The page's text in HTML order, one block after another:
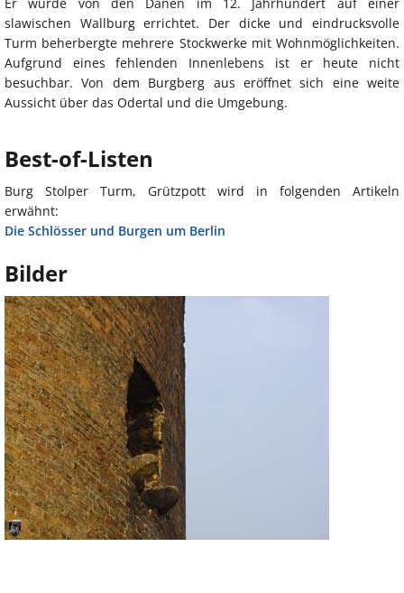
slawischen Wallburg errichtet. Der dicke und eindrucksvolle
Turm beherbergte mehrere Stockwerke mit Wohnmöglichkeiten.
Aufgrund eines fehlenden Innenlebens ist er heute nicht
besuchbar. Von dem Burgberg aus eröffnet sich eine weite
Aussicht über das Odertal und die Umgebung.
Best-of-Listen
Burg Stolper Turm, Grützpott wird in folgenden Artikeln
erwähnt:
Die Schlösser und Burgen um Berlin
Bilder